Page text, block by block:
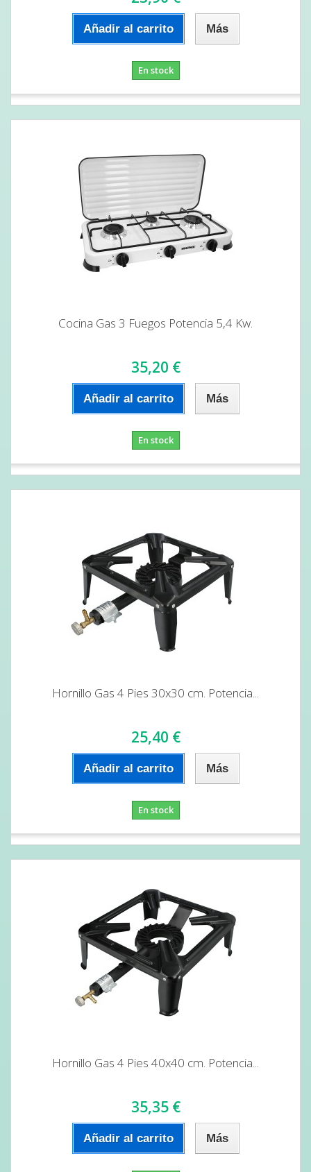
Añadir al carrito Más
En stock
Cocina Gas 3 Fuegos Potencia 5,4 Kw.
35,20 €
Añadir al carrito Más
En stock
Hornillo Gas 4 Pies 30x30 cm. Potencia...
25,40 €
Añadir al carrito Más
En stock
Hornillo Gas 4 Pies 40x40 cm. Potencia...
35,35 €
Añadir al carrito Más